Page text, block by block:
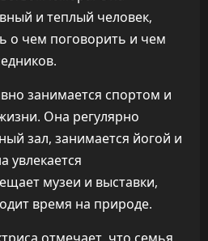
и теплый человек,
о чем поговорить и чем
занимается спортом и
Она регулярно
зал, занимается йогой и
увлекается
музеи и выставки,
время на природе.